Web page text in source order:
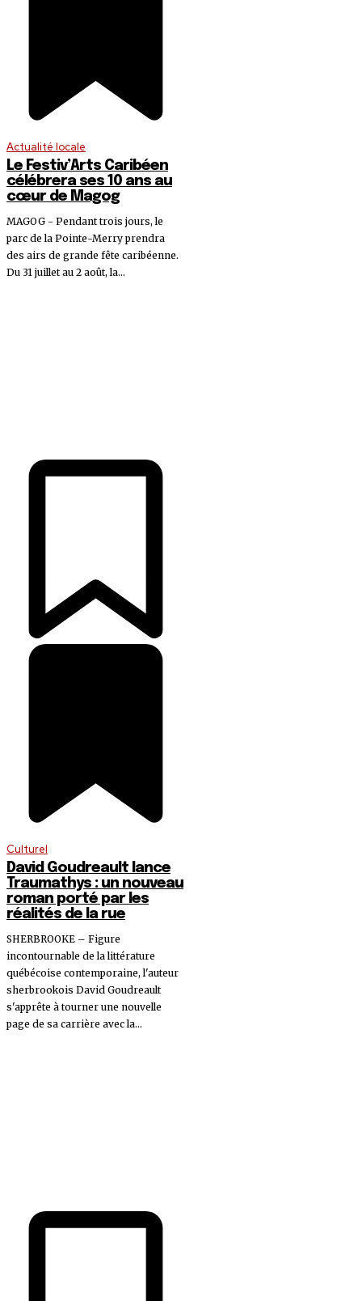
Actualité locale
Le Festiv’Arts Caribéen
célébrera ses 10 ans au
cœur de Magog
MAGOG - Pendant trois jours, le
parc de la Pointe-Merry prendra
des airs de grande fête caribéenne.
Du 31 juillet au 2 août, la...
Culturel
David Goudreault lance
Traumathys : un nouveau
roman porté par les
réalités de la rue
SHERBROOKE – Figure
incontournable de la littérature
québécoise contemporaine, l'auteur
sherbrookois David Goudreault
s'apprête à tourner une nouvelle
page de sa carrière avec la...